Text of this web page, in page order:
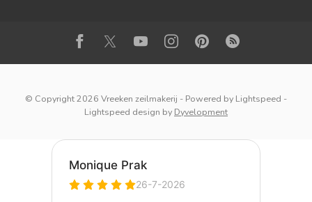
© Copyright 2026 Vreeken zeilmakerij - Powered by Lightspeed -
Lightspeed design by Dyvelopment